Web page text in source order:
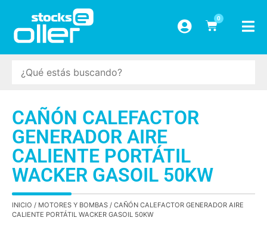
0
CAÑÓN CALEFACTOR
GENERADOR AIRE
CALIENTE PORTÁTIL
WACKER GASOIL 50KW
INICIO / MOTORES Y BOMBAS / CAÑÓN CALEFACTOR GENERADOR AIRE
CALIENTE PORTÁTIL WACKER GASOIL 50KW